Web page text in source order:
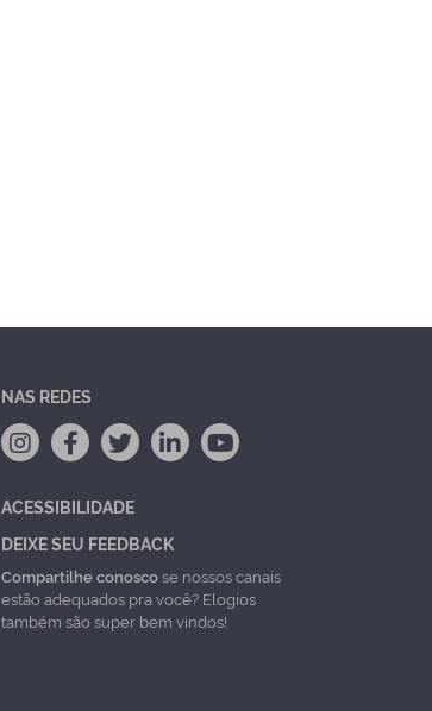
NAS REDES
ACESSIBILIDADE
DEIXE SEU FEEDBACK
Compartilhe conoscose nossos canais
estão adequados pra você? Elogios
também são super bem vindos!